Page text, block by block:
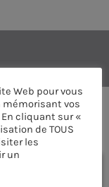
(0)
Web pour vous
vos
cliquant sur «
de TOUS
les
un